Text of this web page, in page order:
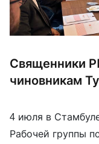
Священники
чиновникам
4 июля в
Рабочей группы